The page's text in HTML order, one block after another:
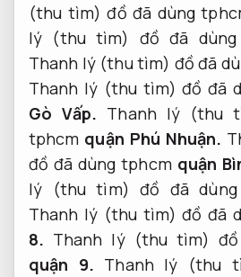
(thu tìm) đồ đã dùng
lý (thu tìm) đồ đã dùng
Thanh lý (thu tìm) đồ đã
Thanh lý (thu tìm) đồ đã
Gò Vấp. Thanh lý (thu
tphcm quận Phú Nhuận.
đồ đã dùng tphcm quận
lý (thu tìm) đồ đã
Thanh lý (thu tìm) đồ đã
8. Thanh lý (thu tìm)
quận 9. Thanh lý (thu